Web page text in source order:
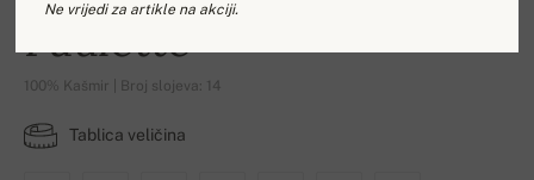
Paulette
100% Kašmir | Broj slojeva: 14
Tablica veličina
Ne vrijedi za artikle na akciji.